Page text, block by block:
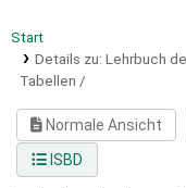
Start
Details zu: Lehrbuch
Tabellen /
Normale Ansicht
ISBD